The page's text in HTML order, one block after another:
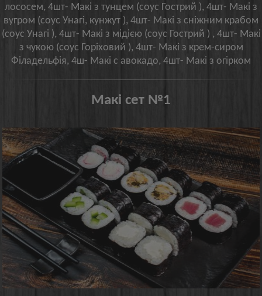
лососем, 4шт- Макі з тунцем (соус Гострий ), 4шт- Макі з
вугром (соус Унагі, кунжут ), 4шт- Макі з сніжним крабом
(соус Унагі ), 4шт- Макі з мідією (соус Гострий ) , 4шт- Макі
з чукою (соус Горіховий ), 4шт- Макі з крем-сиром
Філадельфія, 4ш- Макі с авокадо, 4шт- Макі з огірком
Макі сет №1